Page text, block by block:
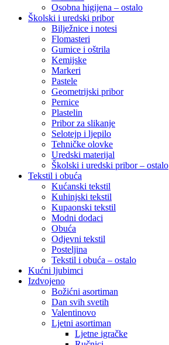
Osobna higijena – ostalo
Školski i uredski pribor
Bilježnice i notesi
Flomasteri
Gumice i oštrila
Kemijske
Markeri
Pastele
Geometrijski pribor
Pernice
Plastelin
Pribor za slikanje
Selotejp i ljepilo
Tehničke olovke
Uredski materijal
Školski i uredski pribor – ostalo
Tekstil i obuća
Kućanski tekstil
Kuhinjski tekstil
Kupaonski tekstil
Modni dodaci
Obuća
Odjevni tekstil
Posteljina
Tekstil i obuća – ostalo
Kućni ljubimci
Izdvojeno
Božićni asortiman
Dan svih svetih
Valentinovo
Ljetni asortiman
Ljetne igračke